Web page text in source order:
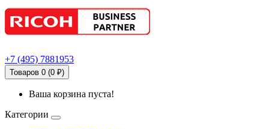
+7 (495) 7881953
Товаров 0 (0 ₽)
Ваша корзина пуста!
Категории